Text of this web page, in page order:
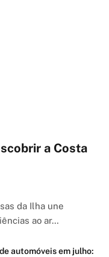
a Costa
da Ilha une
ao ar…
automóveis em julho: